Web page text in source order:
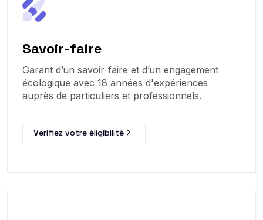
Savoir-faire
Garant d’un savoir-faire et d’un engagement
écologique avec 18 années d'expériences
auprès de particuliers et professionnels.
Verifiez votre éligibilité